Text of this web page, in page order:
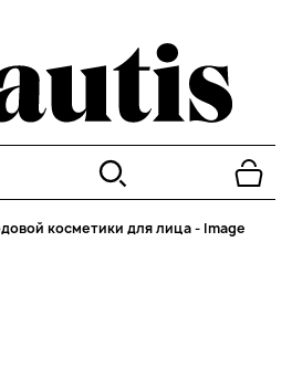
косметики для лица- Image